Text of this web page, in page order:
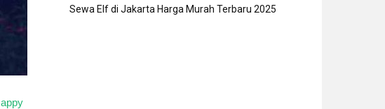
Sewa Elf di Jakarta Harga Murah Terbaru 2025